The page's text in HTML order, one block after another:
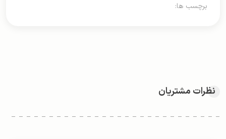
برچسب ها:
نظرات مشتریان